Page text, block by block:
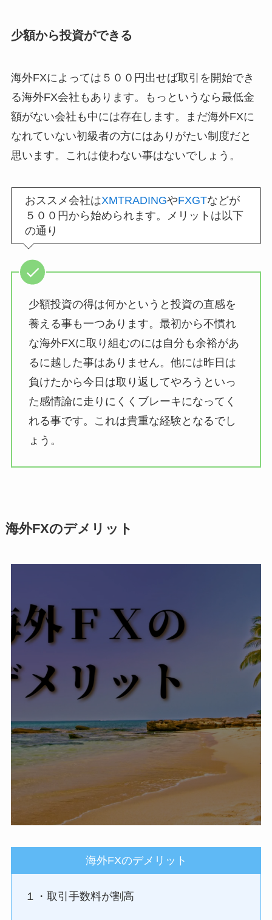
少額から投資ができる
海外FXによっては５００円出せば取引を開始でき
る海外FX会社もあります。もっというなら最低金
額がない会社も中には存在します。まだ海外FXに
なれていない初級者の方にはありがたい制度だと
思います。これは使わない事はないでしょう。
おススメ会社はXMTRADINGやFXGTなどが
５００円から始められます。メリットは以下
の通り
少額投資の得は何かというと投資の直感を
養える事も一つあります。最初から不慣れ
な海外FXに取り組むのには自分も余裕があ
るに越した事はありません。他には昨日は
負けたから今日は取り返してやろうといっ
た感情論に走りにくくブレーキになってく
れる事です。これは貴重な経験となるでし
ょう。
海外FXのデメリット
海外FXのデメリット
１・取引手数料が割高